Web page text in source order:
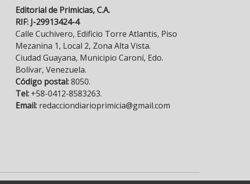
Editorial de Primicias, C.A.
RIF: J-29913424-4
Calle Cuchivero, Edificio Torre Atlantis, Piso
Mezanina 1, Local 2, Zona Alta Vista.
Ciudad Guayana, Municipio Caroní, Edo.
Bolívar, Venezuela.
Código postal:8050.
Tel: +58-0412-8583263.
Email: redacciondiarioprimicia@gmail.com